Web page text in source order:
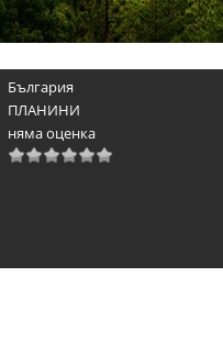
България
ПЛАНИНИ
няма оценка